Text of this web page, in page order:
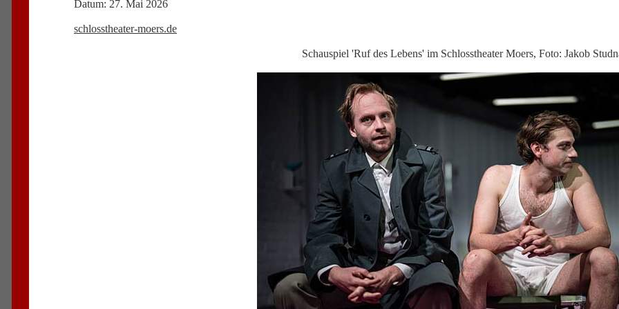
Datum: 27. Mai 2026
schlosstheater-moers.de
Schauspiel 'Ruf des Lebens' im Schlosstheater Moers, Foto: Jakob